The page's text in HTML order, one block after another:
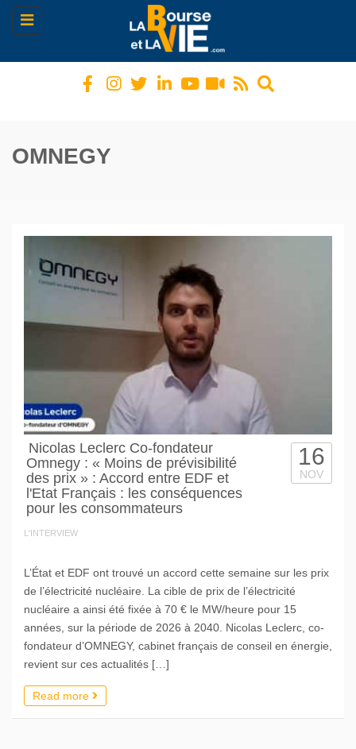
Toggle
navigation
OMNEGY
Nicolas Leclerc Co-fondateur
Omnegy : « Moins de prévisibilité
des prix » : Accord entre EDF et
l'Etat Français : les conséquences
pour les consommateurs
L'INTERVIEW
16
NOV
L’État et EDF ont trouvé un accord cette semaine sur les prix
de l’électricité nucléaire. La cible de prix de l’électricité
nucléaire a ainsi été fixée à 70 € le MW/heure pour 15
années, sur la période de 2026 à 2040. Nicolas Leclerc, co-
fondateur d’OMNEGY, cabinet français de conseil en énergie,
revient sur ces actualités […]
Read more